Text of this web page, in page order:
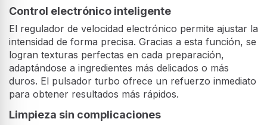
Control electrónico inteligente
El regulador de velocidad electrónico permite ajustar la
intensidad de forma precisa. Gracias a esta función, se
logran texturas perfectas en cada preparación,
adaptándose a ingredientes más delicados o más
duros. El pulsador turbo ofrece un refuerzo inmediato
para obtener resultados más rápidos.
Limpieza sin complicaciones